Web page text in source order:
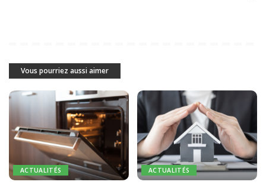
Vous pourriez aussi aimer
ACTUALITÉS ACTUALITÉS